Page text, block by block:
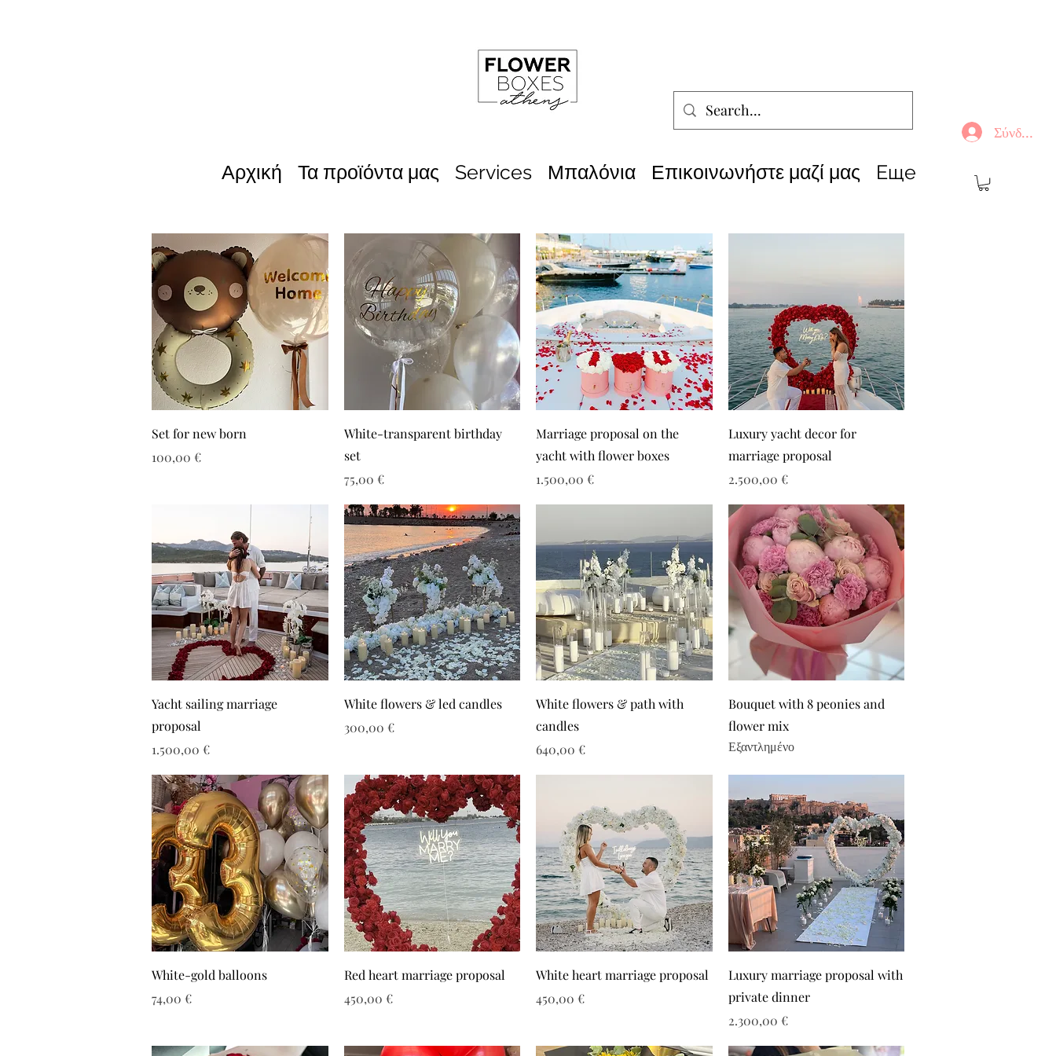
Σύνδεση
Αρχική Τα προϊόντα μας Services Μπαλόνια Επικοινωνήστε μαζί μας Еще
Set for new born
Τιμή
100,00 €
White-transparent birthday
set
Τιμή
75,00 €
Marriage proposal on the
yacht with flower boxes
Τιμή
1.500,00 €
Luxury yacht decor for
marriage proposal
Τιμή
2.500,00 €
Yacht sailing marriage
proposal
Τιμή
1.500,00 €
White flowers & led candles
Τιμή
300,00 €
White flowers & path with
candles
Τιμή
640,00 €
Bouquet with 8 peonies and
flower mix
Εξαντλημένο
White-gold balloons
Τιμή
74,00 €
Red heart marriage proposal
Τιμή
450,00 €
White heart marriage proposal
Τιμή
450,00 €
Luxury marriage proposal with
private dinner
Τιμή
2.300,00 €